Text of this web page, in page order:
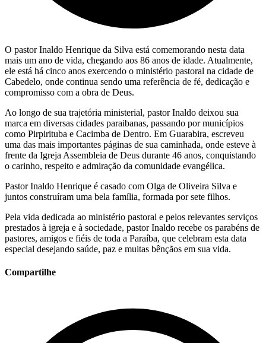
O pastor Inaldo Henrique da Silva está comemorando nesta data
mais um ano de vida, chegando aos 86 anos de idade. Atualmente,
ele está há cinco anos exercendo o ministério pastoral na cidade de
Cabedelo, onde continua sendo uma referência de fé, dedicação e
compromisso com a obra de Deus.
Ao longo de sua trajetória ministerial, pastor Inaldo deixou sua
marca em diversas cidades paraibanas, passando por municípios
como Pirpirituba e Cacimba de Dentro. Em Guarabira, escreveu
uma das mais importantes páginas de sua caminhada, onde esteve à
frente da Igreja Assembleia de Deus durante 46 anos, conquistando
o carinho, respeito e admiração da comunidade evangélica.
Pastor Inaldo Henrique é casado com Olga de Oliveira Silva e
juntos construíram uma bela família, formada por sete filhos.
Pela vida dedicada ao ministério pastoral e pelos relevantes serviços
prestados à igreja e à sociedade, pastor Inaldo recebe os parabéns de
pastores, amigos e fiéis de toda a Paraíba, que celebram esta data
especial desejando saúde, paz e muitas bênçãos em sua vida.
Compartilhe